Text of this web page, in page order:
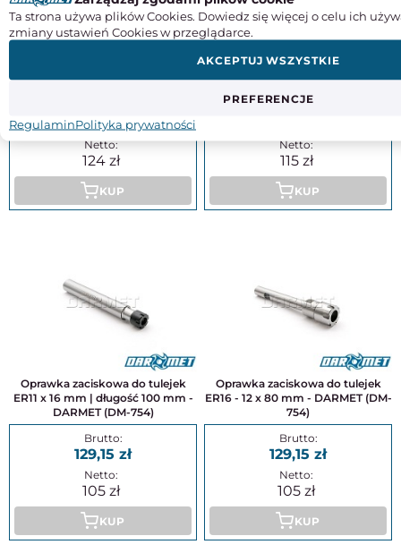
Oprawka zaciskowa do tulejek
152,52
124
KUP
Oprawka zaciskowa do tulejek
ER11 - 12 x 140 mm - DARMET
(DM-754)
115
KUP
Oprawka zaciskowa do tulejek
ER11 x 16 mm | długość 100 mm -
DARMET (DM-754)
129,15
105
KUP
Oprawka zaciskowa do tulejek
ER16 - 12 x 80 mm - DARMET (DM-
754)
129,15
105
KUP
Ta strona używa plików Cookies. Dowiedz się więcej o celu ich
zmiany ustawień Cookies w przeglądarce.
PREFERENCJE
AKCEPTUJ WSZYSTKIE
RegulaminPolityka prywatności